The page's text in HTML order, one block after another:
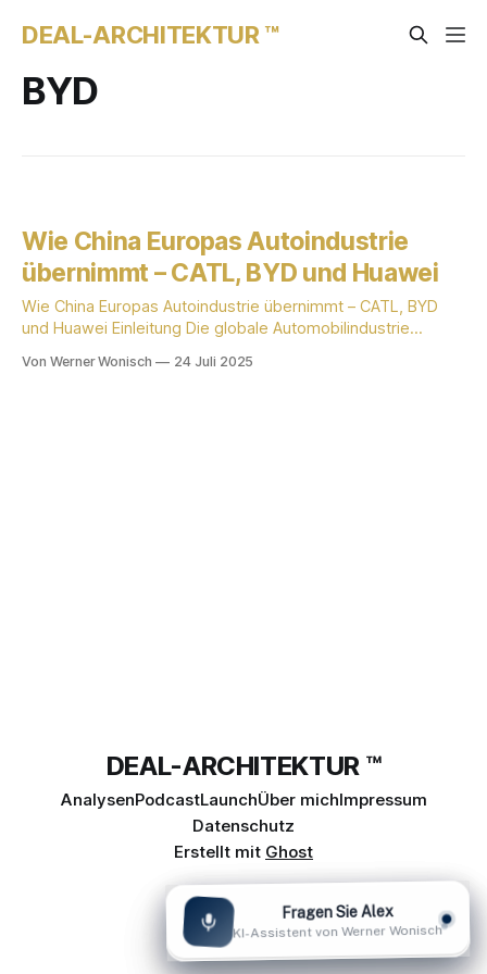
DEAL-ARCHITEKTUR ™
BYD
Wie China Europas Autoindustrie
übernimmt – CATL, BYD und Huawei
Wie China Europas Autoindustrie übernimmt – CATL, BYD
und Huawei Einleitung Die globale Automobilindustrie
Kräfteverhältnis klar verteilt: Deutsche, japanische und
Von Werner Wonisch 24 Juli 2025
DEAL-ARCHITEKTUR ™
AnalysenPodcastLaunchÜber michImpressum
Datenschutz
Erstellt mit Ghost